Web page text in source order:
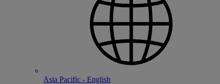
Asia Pacific - English